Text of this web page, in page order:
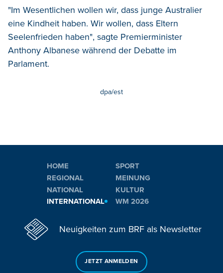
"Im Wesentlichen wollen wir, dass junge Australier
eine Kindheit haben. Wir wollen, dass Eltern
Seelenfrieden haben", sagte Premierminister
Anthony Albanese während der Debatte im
Parlament.
dpa/est
HOME
REGIONAL
NATIONAL
INTERNATIONAL
SPORT
MEINUNG
KULTUR
WM 2026
Neuigkeiten zum BRF als Newsletter
JETZT ANMELDEN